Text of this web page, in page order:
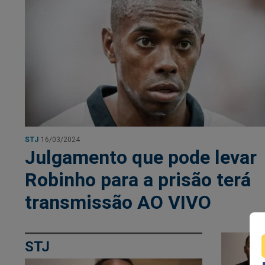
STJ 16/03/2024
Julgamento que pode levar
Robinho para a prisão terá
transmissão AO VIVO
STJ